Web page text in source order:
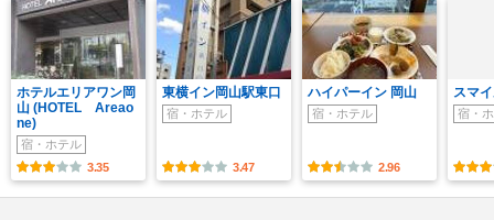
ホテルエリアワン岡
山 (HOTEL Areao
ne)
宿・ホテル
3.35
東横イン岡山駅東口
宿・ホテル
3.47
ハイパーイン 岡山
宿・ホテル
2.96
スマ
宿・